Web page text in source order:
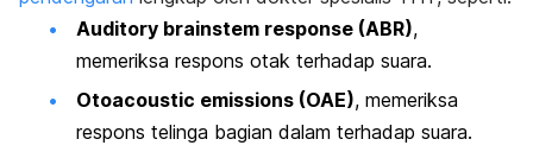
Auditory brainstem response (ABR),
memeriksa respons otak terhadap suara.
Otoacoustic emissions (OAE), memeriksa
respons telinga bagian dalam terhadap suara.